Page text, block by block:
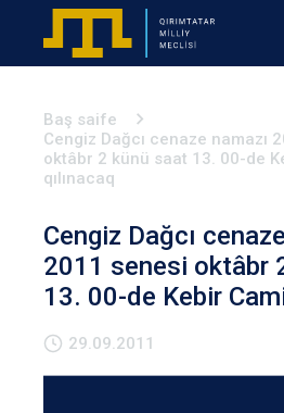
Baş saife
Cengiz Dağcı cenaze namazı
oktâbr 2 künü saat 13. 00-de
qılınacaq
Cengiz Dağcı
2011 senesi oktâbr
13. 00-de Kebir
29.09.2011